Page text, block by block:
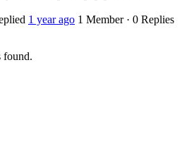
1 year ago 1 Member · 0 Replies
found.